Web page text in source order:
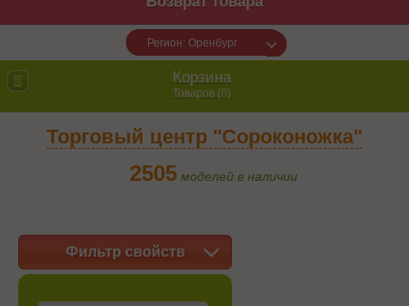
Регион: Оренбург
Корзина
Товаров (0)
Торговый центр "Сороконожка"
2505 моделей в наличии
Фильтр свойств